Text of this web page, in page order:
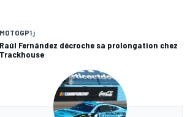
MOTOGP1 j
Raúl Fernández décroche sa prolongation chez
Trackhouse